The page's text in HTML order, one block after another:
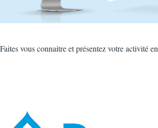
Intro
Faites vous connaitre et présentez votre activité